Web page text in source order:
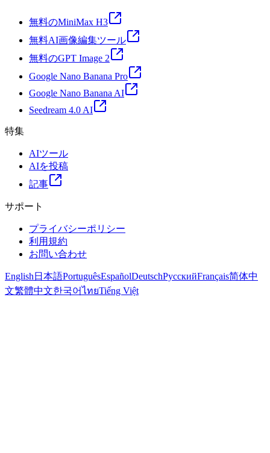
無料のMiniMax H3
無料AI画像編集ツール
無料のGPT Image 2
Google Nano Banana Pro
Google Nano Banana AI
Seedream 4.0 AI
特集
AIツール
AIを投稿
記事
サポート
プライバシーポリシー
利用規約
お問い合わせ
English 日本語PortuguêsEspañolDeutschРусскийFrançais简体中
文繁體中文한국어ไทยTiếng Việt